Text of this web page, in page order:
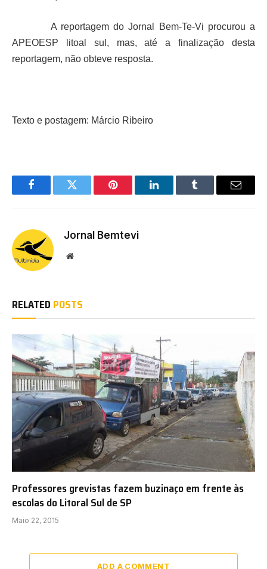
A reportagem do Jornal Bem-Te-Vi procurou a
APEOESP litoal sul, mas, até a finalização desta
reportagem, não obteve resposta.
Texto e postagem: Márcio Ribeiro
FacebookTwitter Pinterest LinkedInTumblr Email
Jornal Bemtevi
Website
RELATED POSTS
Professores grevistas fazem buzinaço em frente às
escolas do Litoral Sul de SP
Maio 22, 2015
ADD A COMMENT